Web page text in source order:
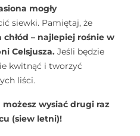
mogły
siewki. Pamiętaj, że
– najlepiej rośnie w
Celsjusza. Jeśli będzie
kwitnąć i tworzyć
liści.
możesz wysiać drugi raz
(siew letni)!